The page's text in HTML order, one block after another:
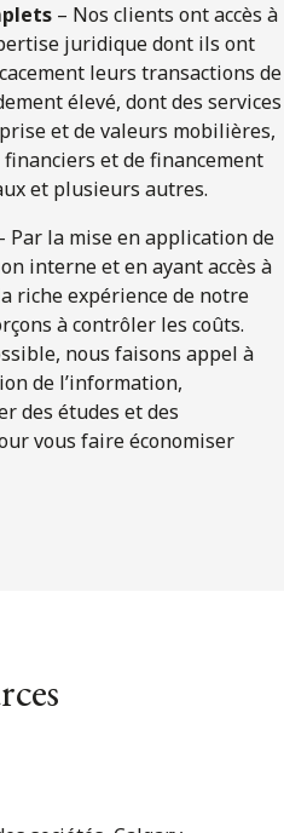
– Nos clients ont accès à
juridique dont ils ont
leurs transactions de
élevé, dont des services
et de valeurs mobilières,
et de financement
et plusieurs autres.
Par la mise en application de
interne et en ayant accès à
riche expérience de notre
à contrôler les coûts.
nous faisons appel à
de l’information,
des études et des
vous faire économiser